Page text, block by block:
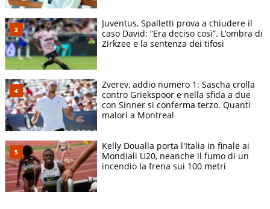
Juventus, Spalletti prova a chiudere il
caso David: “Era deciso così”. L’ombra di
Zirkzee e la sentenza dei tifosi
Zverev, addio numero 1: Sascha crolla
contro Griekspoor e nella sfida a due
con Sinner si conferma terzo. Quanti
malori a Montreal
Kelly Doualla porta l'Italia in finale ai
Mondiali U20, neanche il fumo di un
incendio la frena sui 100 metri